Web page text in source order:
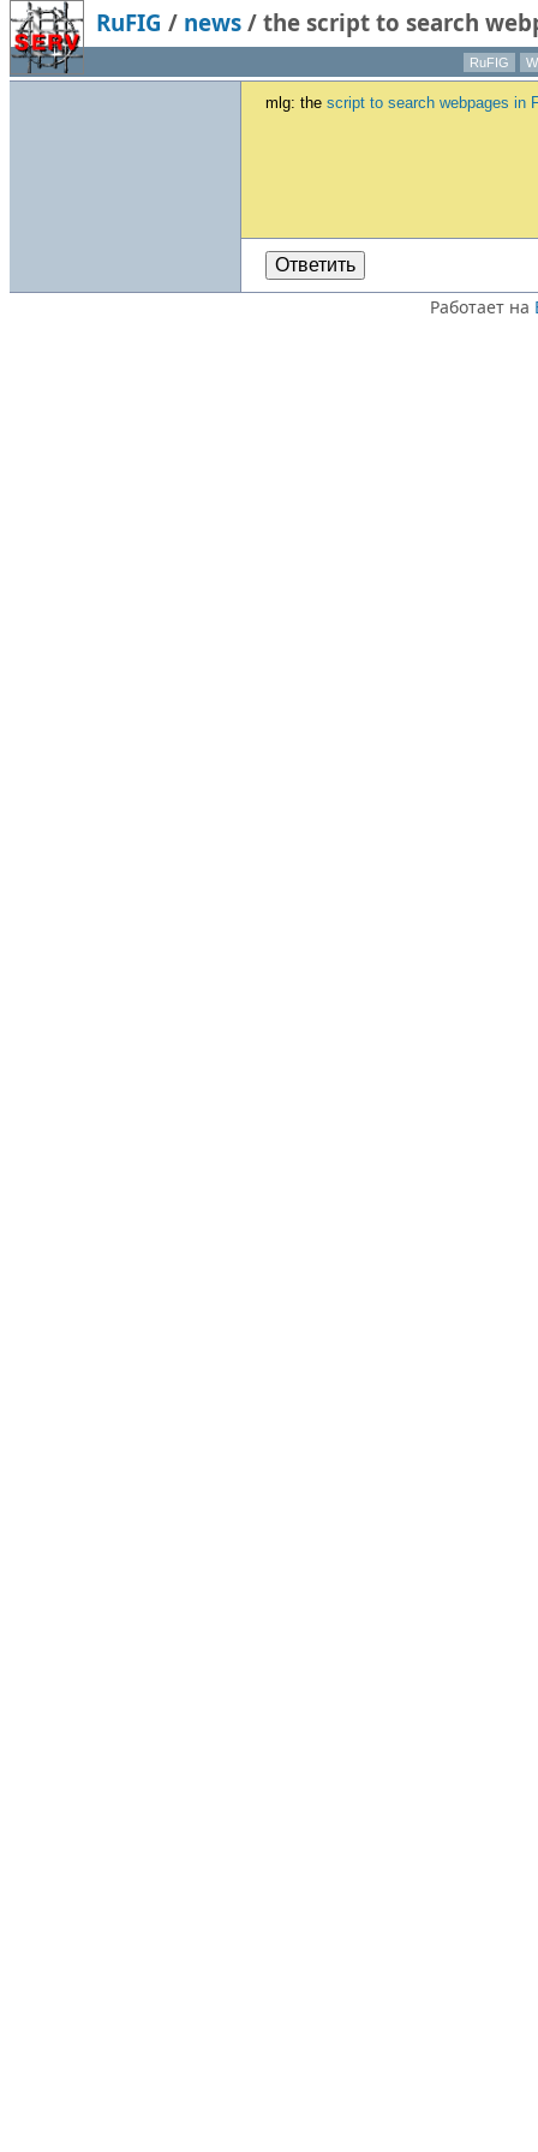
RuFIG / news / the script to search
RuFIG
mlg: the script to search webpages in
Ответить
Работает на